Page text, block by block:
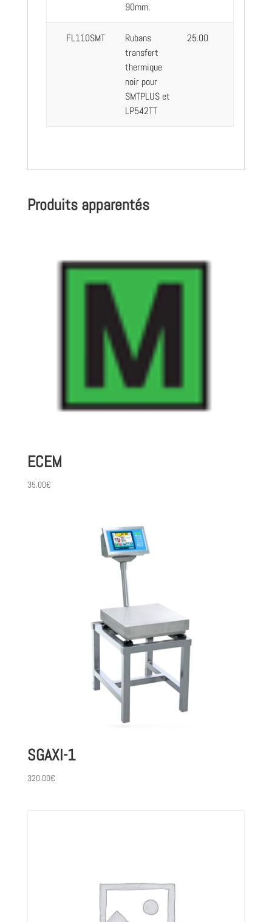
90mm.
FL110SMT
Rubans
transfert
thermique
noir pour
SMTPLUS et
LP542TT
25.00
Produits apparentés
ECEM
35.00€
SGAXI-1
320.00€